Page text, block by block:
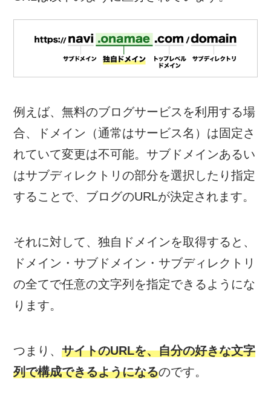
例えば、無料のブログサービスを利用する場
合、ドメイン（通常はサービス名）は固定さ
れていて変更は不可能。サブドメインあるい
はサブディレクトリの部分を選択したり指定
することで、ブログのURLが決定されます。
それに対して、独自ドメインを取得すると、
ドメイン・サブドメイン・サブディレクトリ
の全てで任意の文字列を指定できるようにな
ります。
つまり、サイトのURLを、自分の好きな文字
列で構成できるようになるのです。